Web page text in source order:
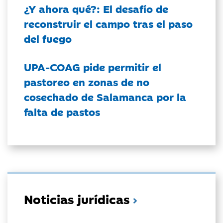
¿Y ahora qué?: El desafío de
reconstruir el campo tras el paso
del fuego
UPA-COAG pide permitir el
pastoreo en zonas de no
cosechado de Salamanca por la
falta de pastos
Noticias jurídicas